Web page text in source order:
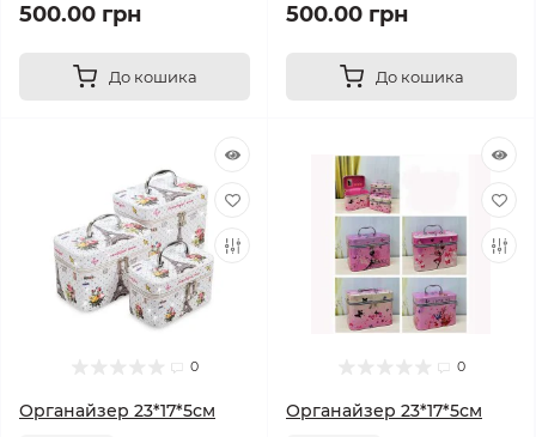
500.00 грн
До кошика
500.00 грн
До кошика
0
Органайзер 23*17*5см
0
Органайзер 23*17*5см